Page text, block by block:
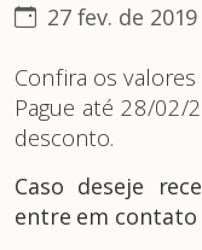
27 fev. de 2019
Confira os
Pague até 28/02/
desconto.
Caso deseje
entre em contato